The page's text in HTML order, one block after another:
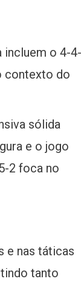
incluem o 4-4-
contexto do
sólida
e o jogo
2 foca no
e nas táticas
tanto